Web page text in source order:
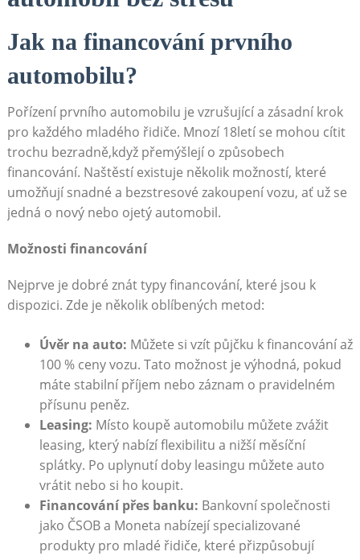
Jak na financování prvního
automobilu?
Pořízení prvního automobilu je vzrušující a zásadní krok
pro každého mladého řidiče. Mnozí 18letí se mohou cítit
trochu bezradně,když přemýšlejí o způsobech
financování. Naštěstí existuje několik možností, které
umožňují snadné a bezstresové zakoupení vozu, ať už se
jedná o nový nebo ojetý automobil.
Možnosti financování
Nejprve je dobré znát typy financování, které jsou k
dispozici. Zde je několik oblíbených metod:
Úvěr na auto: Můžete si vzít půjčku k financování až
100 % ceny vozu. Tato možnost je výhodná, pokud
máte stabilní příjem nebo záznam o pravidelném
přísunu peněz.
Leasing: Místo koupě automobilu můžete zvážit
leasing, který nabízí flexibilitu a nižší měsíční
splátky. Po uplynutí doby leasingu můžete auto
vrátit nebo si ho koupit.
Financování přes banku: Bankovní společnosti
jako ČSOB a Moneta nabízejí specializované
produkty pro mladé řidiče, které přizpůsobují